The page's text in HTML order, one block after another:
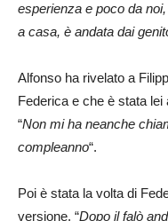
esperienza e poco da
a casa, è andata dai
Alfonso ha rivelato a
Federica e che è stata
“Non mi ha neanche
compleanno“.
Poi è stata la volta di
versione. “Dopo il falò